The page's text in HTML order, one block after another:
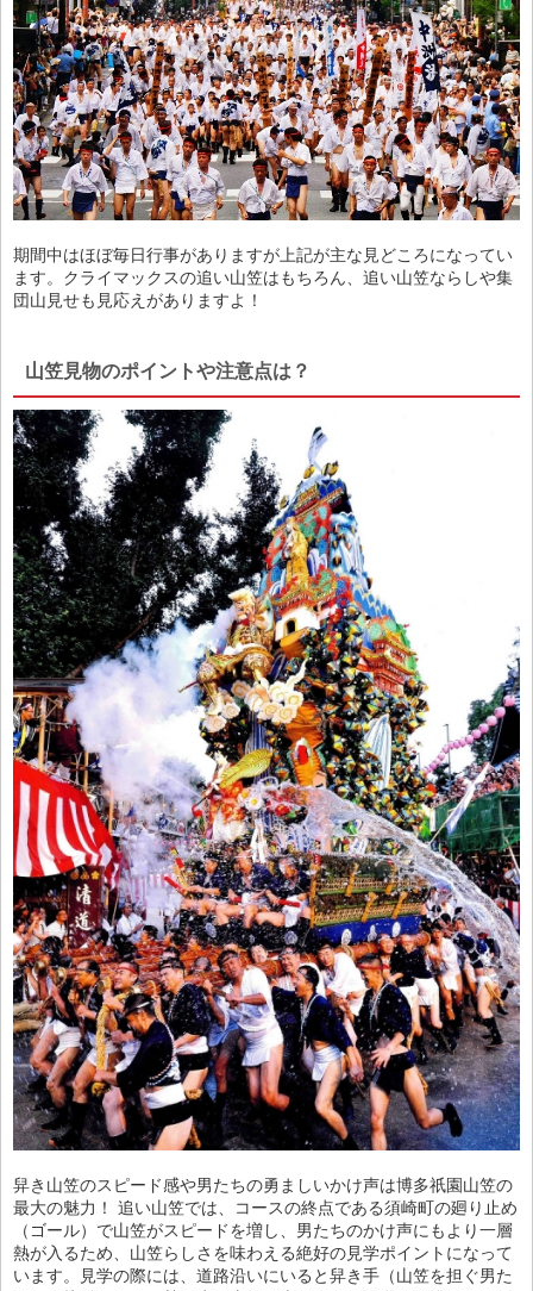
期間中はほぼ毎日行事がありますが上記が主な見どころになってい
ます。クライマックスの追い山笠はもちろん、追い山笠ならしや集
団山見せも見応えがありますよ！
山笠見物のポイントや注意点は？
舁き山笠のスピード感や男たちの勇ましいかけ声は博多祇園山笠の
最大の魅力！ 追い山笠では、コースの終点である須崎町の廻り止め
（ゴール）で山笠がスピードを増し、男たちのかけ声にもより一層
熱が入るため、山笠らしさを味わえる絶好の見学ポイントになって
います。見学の際には、道路沿いにいると舁き手（山笠を担ぐ男た